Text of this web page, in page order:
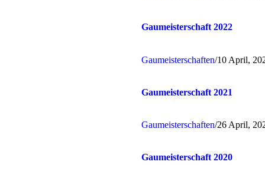
Gaumeisterschaft 2022
Gaumeisterschaften/10 April,
Gaumeisterschaft 2021
Gaumeisterschaften/26 April,
Gaumeisterschaft 2020